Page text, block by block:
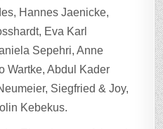
Hannes Jaenicke,
Eva Karl
Sepehri, Anne
Wartke, Abdul Kader
Siegfried & Joy,
Kebekus.